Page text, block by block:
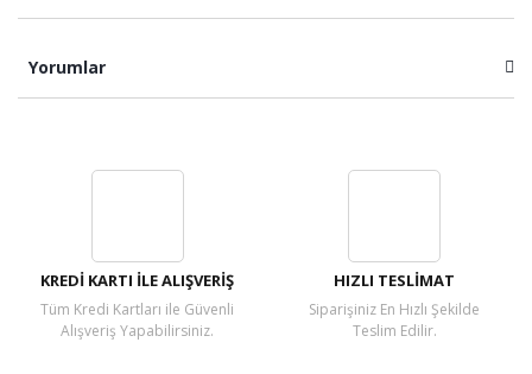
Yorumlar
KREDİ KARTI İLE ALIŞVERİŞ
Tüm Kredi Kartları ile Güvenli
Alışveriş Yapabilirsiniz.
HIZLI TESLİMAT
Siparişiniz En Hızlı Şekilde
Teslim Edilir.